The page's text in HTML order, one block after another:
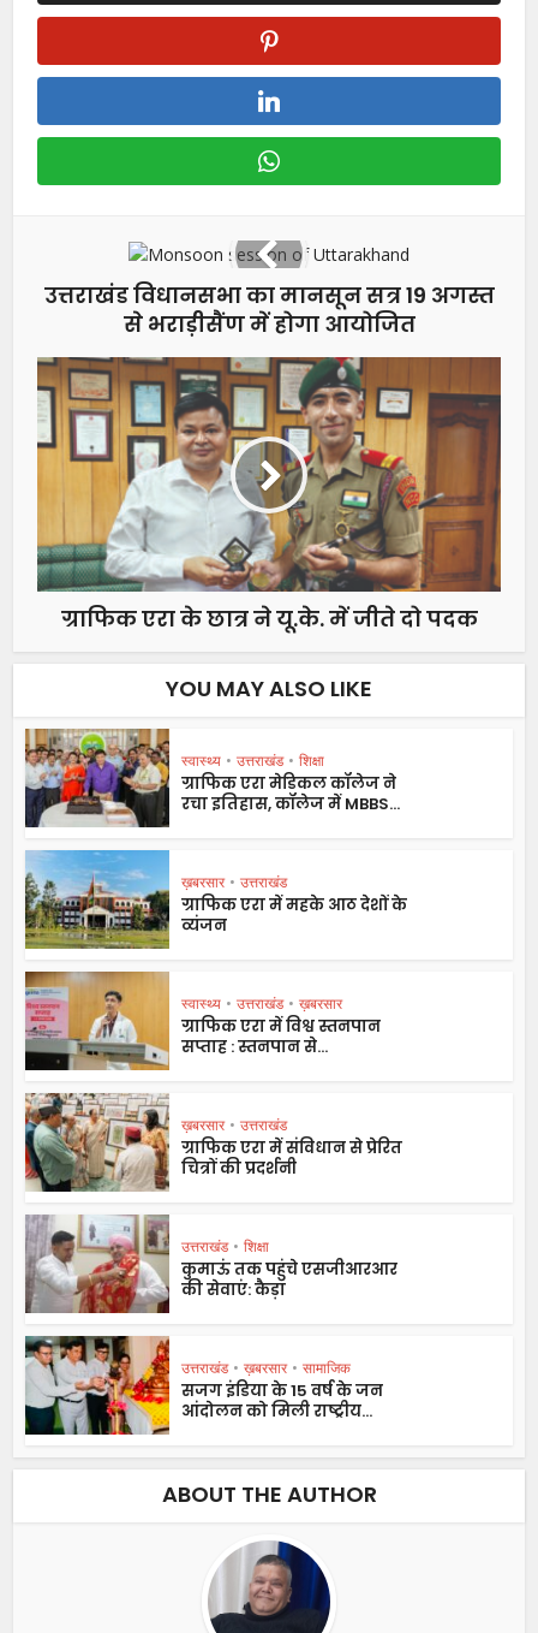
उत्तराखंड विधानसभा का मानसून सत्र 19 अगस्त
से भराड़ीसैंण में होगा आयोजित
ग्राफिक एरा के छात्र ने यू.के. में जीते दो पदक
YOU MAY ALSO LIKE
स्वास्थ्य • उत्तराखंड • शिक्षा
ग्राफिक एरा मेडिकल कॉलेज ने
रचा इतिहास, कॉलेज में MBBS...
ख़बरसार • उत्तराखंड
ग्राफिक एरा में महके आठ देशों के
व्यंजन
स्वास्थ्य • उत्तराखंड • ख़बरसार
ग्राफिक एरा में विश्व स्तनपान
सप्ताह : स्तनपान से...
ख़बरसार • उत्तराखंड
ग्राफिक एरा में संविधान से प्रेरित
चित्रों की प्रदर्शनी
उत्तराखंड • शिक्षा
कुमाऊं तक पहुंचे एसजीआरआर
की सेवाएं: कैड़ा
उत्तराखंड • ख़बरसार • सामाजिक
सजग इंडिया के 15 वर्ष के जन
आंदोलन को मिली राष्ट्रीय...
ABOUT THE AUTHOR